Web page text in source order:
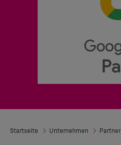
Startseite Unternehmen Partner